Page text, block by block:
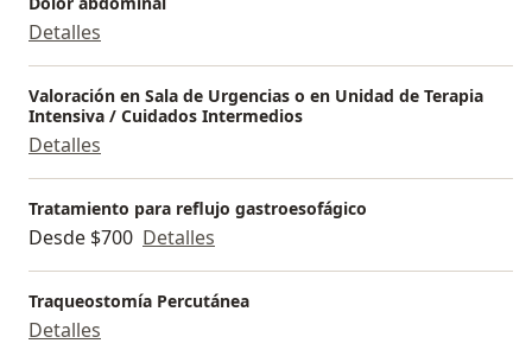
Detalles
Valoración en Sala de Urgencias o en Unidad de Terapia
Intensiva / Cuidados Intermedios
Detalles
Tratamiento para reflujo gastroesofágico
Desde $700 Detalles
Traqueostomía Percutánea
Detalles